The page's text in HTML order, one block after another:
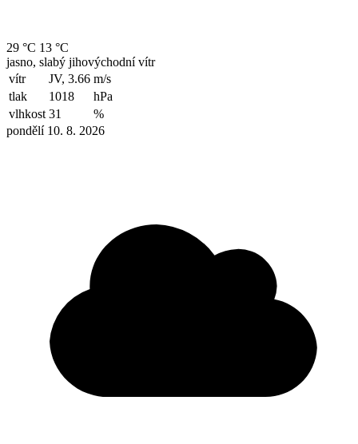
29 °C 13 °C
jasno, slabý jihovýchodní vítr
vítr
JV, 3.66 m/s
tlak
1018
hPa
vlhkost 31
%
pondělí 10. 8. 2026